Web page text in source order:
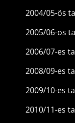
2004/05-ös
2005/06-os
2006/07-es
2008/09-es
2009/10-es
2010/11-es